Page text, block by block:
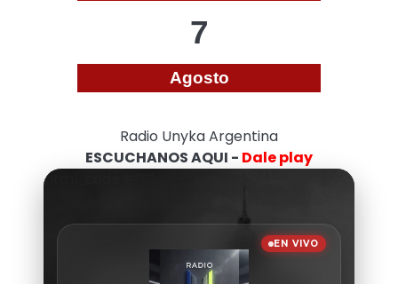
7
Agosto
Radio Unyka Argentina
ESCUCHANOS AQUI - Dale play